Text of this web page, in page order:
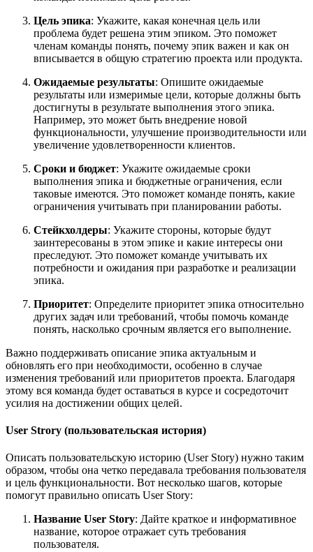
Цель эпика: Укажите, какая конечная цель или
проблема будет решена этим эпиком. Это поможет
членам команды понять, почему эпик важен и как он
вписывается в общую стратегию проекта или продукта.
Ожидаемые результаты: Опишите ожидаемые
результаты или измеримые цели, которые должны быть
достигнуты в результате выполнения этого эпика.
Например, это может быть внедрение новой
функциональности, улучшение производительности или
увеличение удовлетворенности клиентов.
Сроки и бюджет: Укажите ожидаемые сроки
выполнения эпика и бюджетные ограничения, если
таковые имеются. Это поможет команде понять, какие
ограничения учитывать при планировании работы.
Стейкхолдеры: Укажите стороны, которые будут
заинтересованы в этом эпике и какие интересы они
преследуют. Это поможет команде учитывать их
потребности и ожидания при разработке и реализации
эпика.
Приоритет: Определите приоритет эпика относительно
других задач или требований, чтобы помочь команде
понять, насколько срочным является его выполнение.
Важно поддерживать описание эпика актуальным и
обновлять его при необходимости, особенно в случае
изменения требований или приоритетов проекта. Благодаря
этому вся команда будет оставаться в курсе и сосредоточит
усилия на достижении общих целей.
User Strory (пользовательская история)
Описать пользовательскую историю (User Story) нужно таким
образом, чтобы она четко передавала требования пользователя
и цель функциональности. Вот несколько шагов, которые
помогут правильно описать User Story:
Название User Story: Дайте краткое и информативное
название, которое отражает суть требования
пользователя.